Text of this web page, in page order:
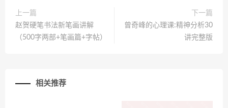
上一篇
赵贺硬笔书法新笔画讲解
（500字两部+笔画篇+字帖）
下一篇
曾奇峰的心理课:精神分析30
讲完整版
相关推荐